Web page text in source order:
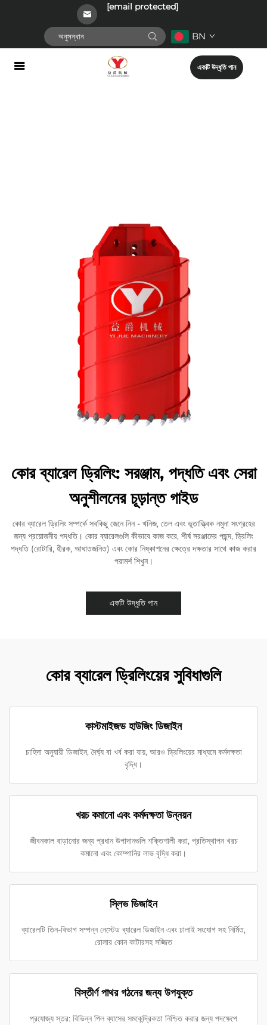
[email protected]
BN
একটি উদ্ধৃতি পান
কোর ব্যারেল ড্রিলিং: সরঞ্জাম, পদ্ধতি এবং সেরা
অনুশীলনের চূড়ান্ত গাইড
কোর ব্যারেল ড্রিলিং সম্পর্কে সবকিছু জেনে নিন - খনিজ, তেল এবং ভূতাত্ত্বিক নমুনা সংগ্রহের
জন্য প্রয়োজনীয় পদ্ধতি। কোর ব্যারেলগুলি কীভাবে কাজ করে, শীর্ষ সরঞ্জামের পছন্দ, ড্রিলিং
পদ্ধতি (রোটারি, হীরক, আঘাতজনিত) এবং কোর নিষ্কাশনের ক্ষেত্রে দক্ষতার সাথে কাজ করার
পরামর্শ শিখুন।
একটি উদ্ধৃতি পান
কোর ব্যারেল ড্রিলিংয়ের সুবিধাগুলি
কাস্টমাইজড হাউজিং ডিজাইন
চাহিদা অনুযায়ী ডিজাইন, দৈর্ঘ্য বা খর্ব করা যায়, আরও ড্রিলিংয়ের মাধ্যমে কর্মদক্ষতা
বৃদ্ধি।
খরচ কমানো এবং কর্মদক্ষতা উন্নয়ন
জীবনকাল বাড়ানোর জন্য প্রধান উপাদানগুলি শক্তিশালী করা, প্রতিস্থাপন খরচ
কমানো এবং কোম্পানির লাভ বৃদ্ধি করা।
স্লিভ ডিজাইন
ব্যারেলটি তিন-বিভাগ সম্পন্ন নেস্টেড ব্যারেল ডিজাইন এবং ঢালাই সংযোগ সহ নির্মিত,
রোলার কোন কাটারসহ সজ্জিত
বিস্তীর্ণ পাথর গঠনের জন্য উপযুক্ত
প্রযোজ্য স্তর: বিভিন্ন পিল ব্যাসের সমকেন্দ্রিকতা নিশ্চিত করার জন্য পদক্ষেপে